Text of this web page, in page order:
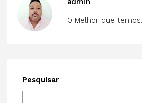
O Melhor que temos.
Pesquisar